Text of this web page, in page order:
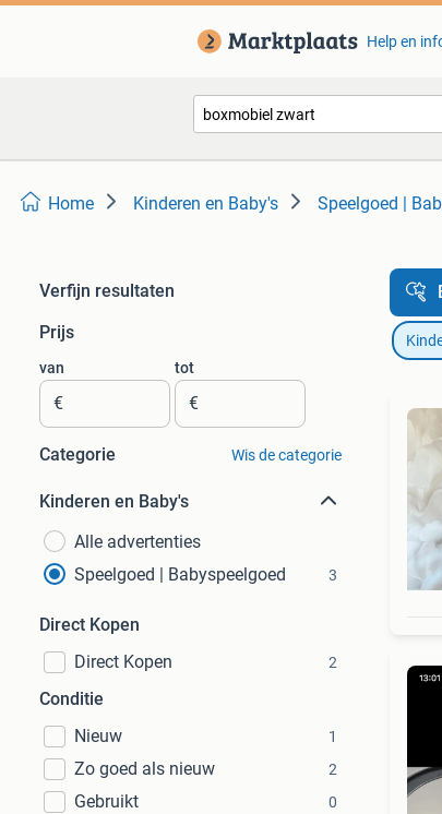
Help en
Home Kinderen en Baby's Speelgoed |
Verfijn resultaten
Prijs
van
€
tot
€
Categorie Wis de categorie
Kinderen en Baby's
Alle advertenties
Speelgoed | Babyspeelgoed
3
Direct Kopen
Direct Kopen
2
Conditie
Nieuw
1
Zo goed als nieuw 2
Gebruikt 0